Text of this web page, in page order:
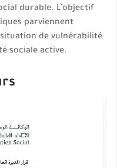
durable. L’objectif
parviennent
de vulnérabilité
sociale active.